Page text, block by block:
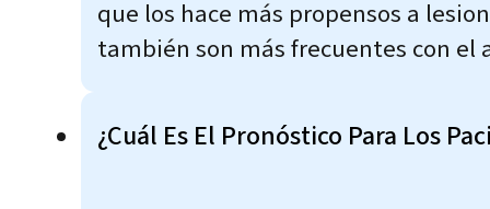
que los hace más propensos a
también son más frecuentes con
¿Cuál Es El Pronóstico Para Los